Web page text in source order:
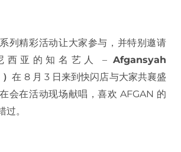
列精彩活动让大家参与，并特别邀请
西亚的知名艺人 – Afgansyah
）在 8 月 3 日来到快闪店与大家共襄盛
会在活动现场献唱，喜欢 AFGAN 的
过。